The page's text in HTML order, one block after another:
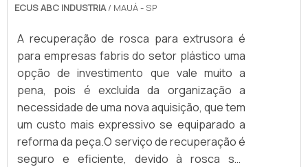
ECUS ABC INDUSTRIA/ MAUÁ - SP
A recuperação de rosca para extrusora é
para empresas fabris do setor plástico uma
opção de investimento que vale muito a
pena, pois é excluída da organização a
necessidade de uma nova aquisição, que tem
um custo mais expressivo se equiparado a
reforma da peça.O serviço de recuperação é
seguro e eficiente, devido à rosca ser